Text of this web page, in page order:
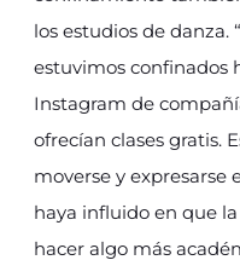
los estudios de danza.
estuvimos confinados
Instagram de
ofrecían clases gratis.
moverse y expresarse
haya influido en que
hacer algo más